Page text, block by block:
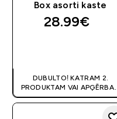
Box asorti kaste
28.99€‎
DUBULTO! KATRAM 2.
PRODUKTAM VAI APĢĒRBAM
80% OFF! | KUPONS:
DIVKARSS